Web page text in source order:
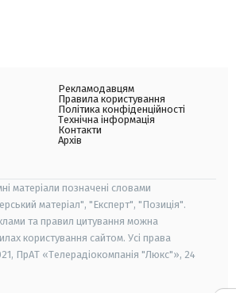
Рекламодавцям
Правила користування
Політика конфіденційності
Технічна інформація
Контакти
Архів
матеріали позначені словами
матеріал", "Експерт", "Позиція".
та правил цитування можна
користування сайтом. Усі права
ПрАТ «Телерадіокомпанія "Люкс"», 24